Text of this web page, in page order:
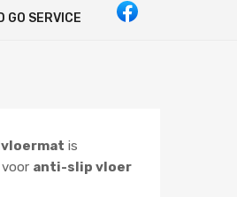
GO SERVICE
is
anti-slip vloer